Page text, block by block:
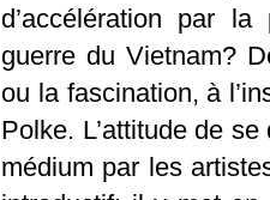
d’accélération par
guerre du Vietnam?
ou la fascination, à
Polke. L’attitude de
médium par les